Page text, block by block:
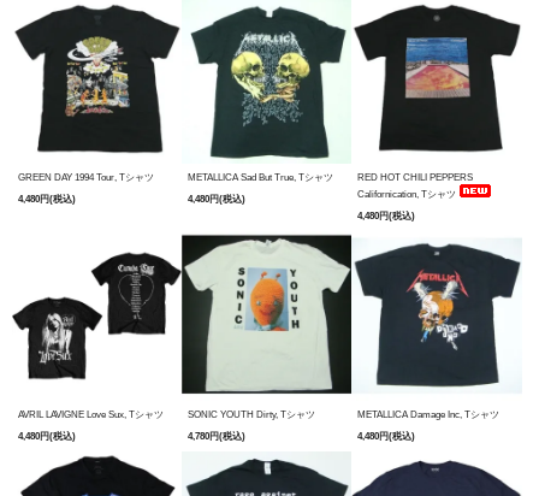
GREEN DAY 1994 Tour, Tシャツ
4,480円(税込)
METALLICA Sad But True, Tシャツ
4,480円(税込)
RED HOT CHILI PEPPERS
Californication, Tシャツ
4,480円(税込)
AVRIL LAVIGNE Love Sux, Tシャツ
4,480円(税込)
SONIC YOUTH Dirty, Tシャツ
4,780円(税込)
METALLICA Damage Inc, Tシャツ
4,480円(税込)